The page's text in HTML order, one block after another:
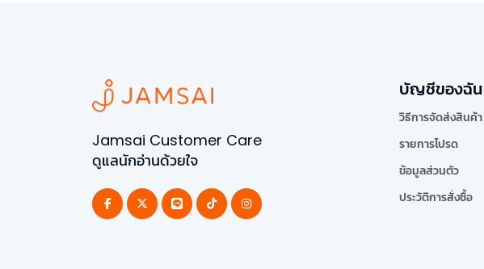
Jamsai Customer Care
ดูแลนักอ่านด้วยใจ
บัญชีของฉัน
วิธีการจัดส่งสินค้า
รายการโปรด
ข้อมูลส่วนตัว
ประวัติการสั่งซื้อ